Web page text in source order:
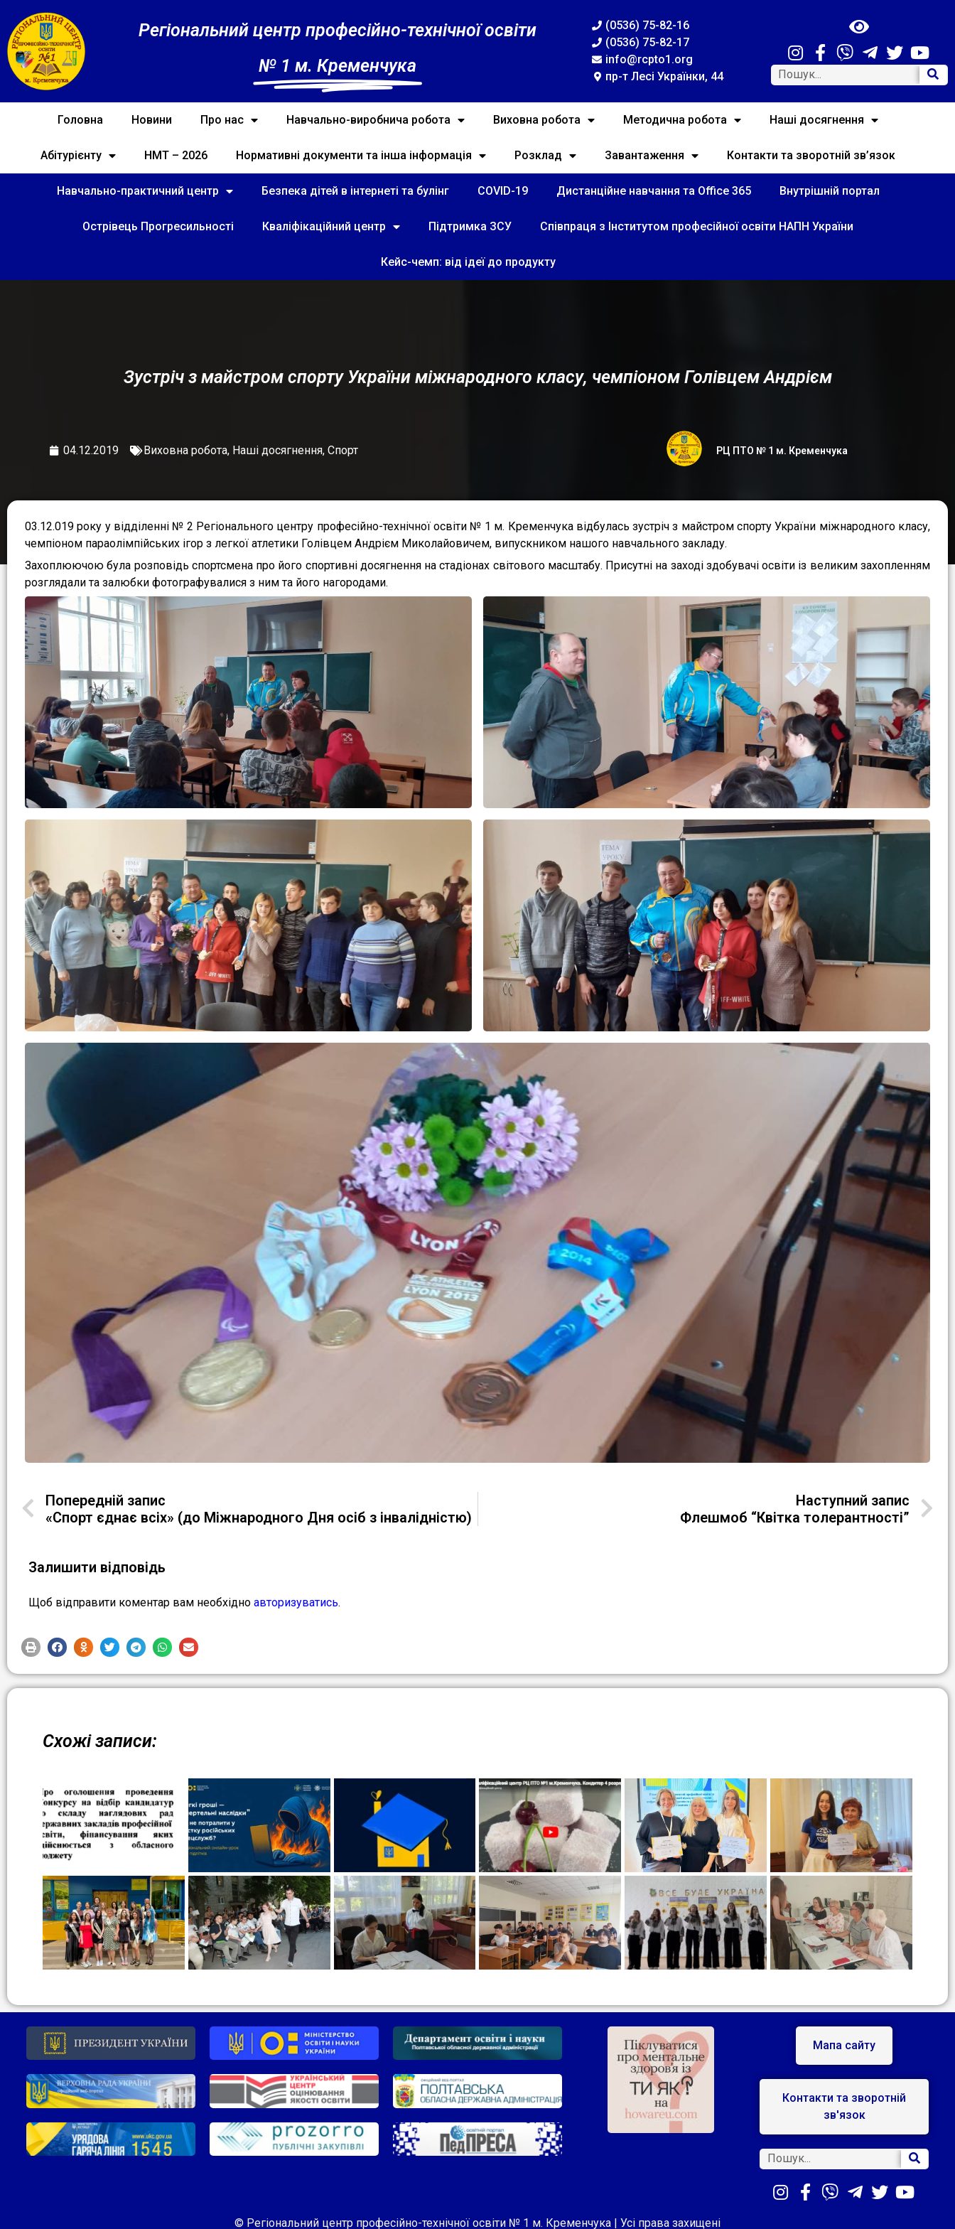
Регіональний центр професійно-технічної освіти
№ 1 м. Кременчука
(0536) 75-82-16
(0536) 75-82-17
info@rcpto1.org
пр-т Лесі Українки, 44
Головна Новини Про нас Навчально-виробнича робота Виховна робота Методична робота Наші досягнення
Абітурієнту НМТ – 2026 Нормативні документи та інша інформація Розклад Завантаження Контакти та зворотній зв’язок
Навчально-практичний центр Безпека дітей в інтернеті та булінг COVID-19 Дистанційне навчання та Office 365 Внутрішній портал
Острівець Прогресильності Кваліфікаційний центр Підтримка ЗСУ Співпраця з Інститутом професійної освіти НАПН України
Кейс-чемп: від ідеї до продукту
Зустріч з майстром спорту України міжнародного класу, чемпіоном Голівцем Андрієм
04.12.2019 Виховна робота, Наші досягнення, Спорт РЦ ПТО № 1 м. Кременчука
03.12.019 року у відділенні № 2 Регіонального центру професійно-технічної освіти № 1 м. Кременчука відбулась зустріч з майстром спорту України міжнародного класу,
чемпіоном параолімпійських ігор з легкої атлетики Голівцем Андрієм Миколайовичем, випускником нашого навчального закладу.
Захоплюючою була розповідь спортсмена про його спортивні досягнення на стадіонах світового масштабу. Присутні на заході здобувачі освіти із великим захопленням
розглядали та залюбки фотографувалися з ним та його нагородами.
Попередній запис
«Спорт єднає всіх» (до Міжнародного Дня осіб з інвалідністю)
Наступний запис
Флешмоб “Квітка толерантності”
Залишити відповідь
Щоб відправити коментар вам необхідно авторизуватись.
Схожі записи:
Мапа сайту
Контакти та зворотній
зв'язок
© Регіональний центр професійно-технічної освіти № 1 м. Кременчука | Усі права захищені